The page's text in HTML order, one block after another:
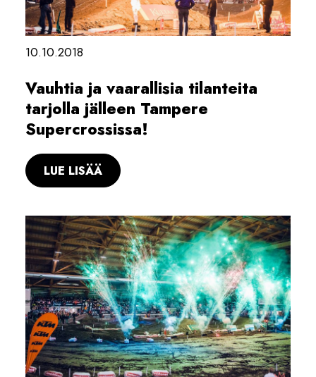
10.10.2018
Vauhtia ja vaarallisia tilanteita
tarjolla jälleen Tampere
Supercrossissa!
LUE LISÄÄ